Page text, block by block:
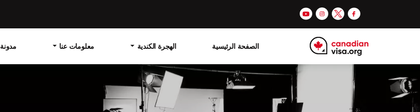
الصفحة الرئيسية الهجرة الكندية معلومات عنا مدونة